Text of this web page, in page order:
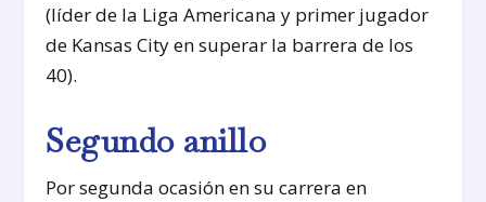
(líder de la Liga Americana y primer jugador
de Kansas City en superar la barrera de los
40).
Segundo anillo
Por segunda ocasión en su carrera en